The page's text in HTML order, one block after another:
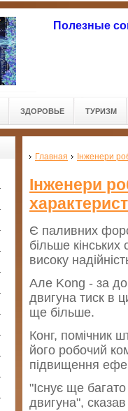
Полезные
ЗДОРОВЬЕ ТУРИЗМ
Главная Інженери
Інженери
Є паливних
більше
високу
Але Kong - за
двигуна тиск в
ще більше.
Конг, помічник
його робочий
підвищення
"Існує ще
двигуна",